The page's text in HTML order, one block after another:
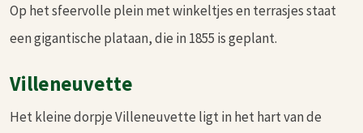
Op het sfeervolle plein met winkeltjes en terrasjes staat
een gigantische plataan, die in 1855 is geplant.
Villeneuvette
Het kleine dorpje Villeneuvette ligt in het hart van de